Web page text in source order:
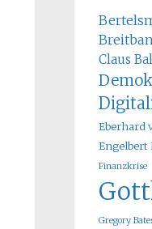
Claus
Eberhard
Finanzkrise
Gregory